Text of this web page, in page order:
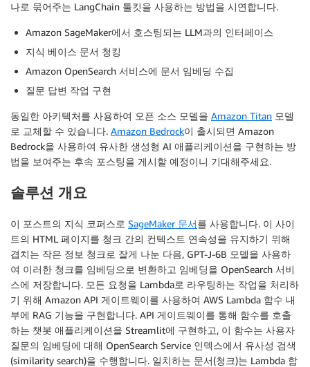
나로 묶어주는 LangChain 툴킷을 사용하는 방법을 시연합니다.
Amazon SageMaker에서 호스팅되는 LLM과의 인터페이스
지식 베이스 문서 청킹
Amazon OpenSearch 서비스에 문서 임베딩 수집
질문 답변 작업 구현
동일한 아키텍처를 사용하여 오픈 소스 모델을 Amazon Titan 모델
로 교체할 수 있습니다. Amazon Bedrock이 출시되면 Amazon
Bedrock을 사용하여 유사한 생성형 AI 애플리케이션을 구현하는 방
법을 보여주는 후속 포스팅을 게시할 예정이니 기대해주세요.
솔루션 개요
이 포스트의 지식 코퍼스로 SageMaker 문서를 사용합니다. 이 사이
트의 HTML 페이지를 청크 간의 컨텍스트 연속성을 유지하기 위해
겹치는 작은 정보 청크로 잘게 나눈 다음, GPT-J-6B 모델을 사용하
여 이러한 청크를 임베딩으로 변환하고 임베딩을 OpenSearch 서비
스에 저장합니다. 모든 요청을 Lambda로 라우팅하는 작업을 처리하
기 위해 Amazon API 게이트웨이를 사용하여 AWS Lambda 함수 내
부에 RAG 기능을 구현합니다. API 게이트웨이를 통해 함수를 호출
하는 챗봇 애플리케이션을 Streamlit에 구현하고, 이 함수는 사용자
질문의 임베딩에 대해 OpenSearch Service 인덱스에서 유사성 검색
(similarity search)을 수행합니다. 일치하는 문서(청크)는 Lambda 함